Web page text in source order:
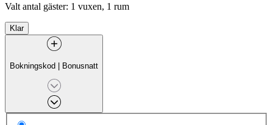
Valt antal gäster: 1 vuxen, 1 rum
Klar
Bokningskod | Bonusnatt